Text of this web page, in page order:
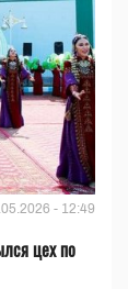
- 12:49
цех по